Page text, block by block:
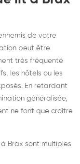
de votre
peut être
très fréquenté
les hôtels ou les
En retardant
généralisée,
ne font que croître
Brax sont multiples